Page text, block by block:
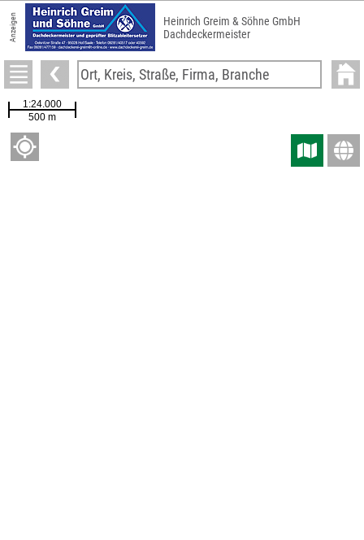
Anzeigen
Heinrich Greim & Söhne GmbH
Dachdeckermeister